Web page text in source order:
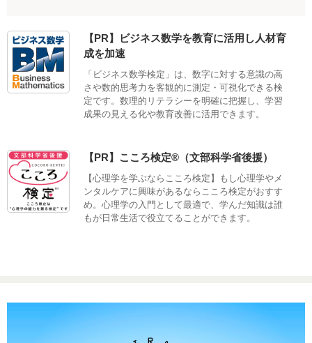
【PR】ビジネス数学を教育に活用し人材育
成を加速
「ビジネス数学検定」は、数字に対する意識の高
さや数的思考力を客観的に測定・可視化できる検
定です。数理的リテラシーを明確に把握し、学習
成果の見える化や教育改善に活用できます。
【PR】こころ検定®（文部科学省後援）
【心理学を学ぶならこころ検定】もし心理学やメ
ンタルケアに興味があるならこころ検定がおすす
め。心理学の入門として最適で、学んだ知識は誰
もが日常生活で役立てることができます。